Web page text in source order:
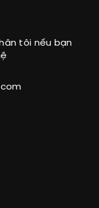
tôi nếu bạn